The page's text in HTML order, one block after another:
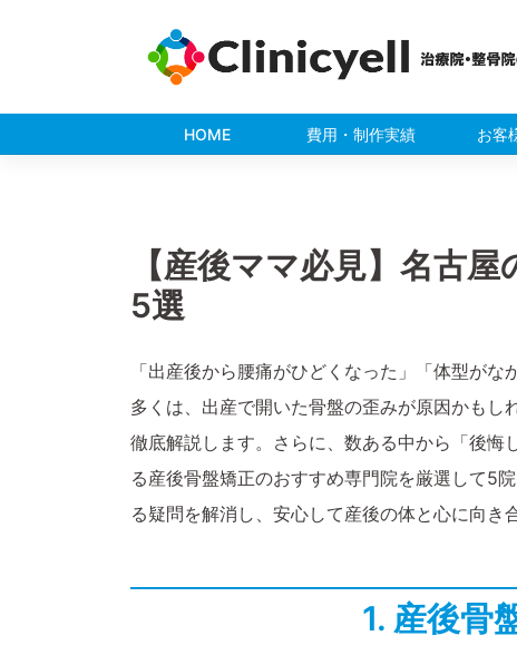
HOME 費用・制作実績 お客
【産後ママ必見】名古
5選
「出産後から腰痛がひどくなった」「体型が
多くは、出産で開いた骨盤の歪みが原因かも
徹底解説します。さらに、数ある中から「後悔
る産後骨盤矯正のおすすめ専門院を厳選して5
る疑問を解消し、安心して産後の体と心に向き
1. 産後骨